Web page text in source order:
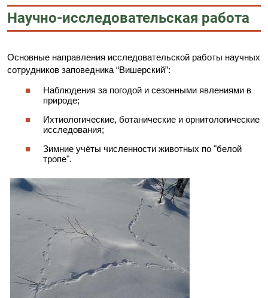
Научно-исследовательская работа
Основные направления исследовательской работы научных
сотрудников заповедника “Вишерский”:
Наблюдения за погодой и сезонными явлениями в
природе;
Ихтиологические, ботанические и орнитологические
исследования;
Зимние учёты численности животных по "белой
тропе".